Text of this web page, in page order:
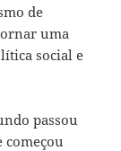
de
uma
social e
passou